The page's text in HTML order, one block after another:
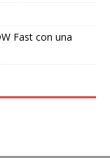
Fast con una